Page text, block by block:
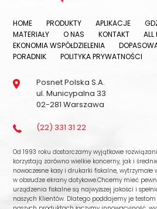
HOME PRODUKTY APLIKACJE
MATERIAŁY
O NAS KONTAKT
ALL
EKONOMIA WSPÓŁDZIELENIA
PORADNIK
POLITYKA PRYWATNOŚCI
Posnet Polska S.A.
ul. Municypalna 33
02-281 Warszawa
(22) 331 31 22
Od 1993 roku dostarczamy wyjątkowe
korzystają zarówno wielkie koncerny, jak i
nowoczesne kasy i drukarki fiskalne, wytrzymałe
w obsłudze ekrany dotykowe.Chcemy mieć
urządzenia fiskalne są najwyższej jakości i
naszych Klientów. Dlatego poddajemy je